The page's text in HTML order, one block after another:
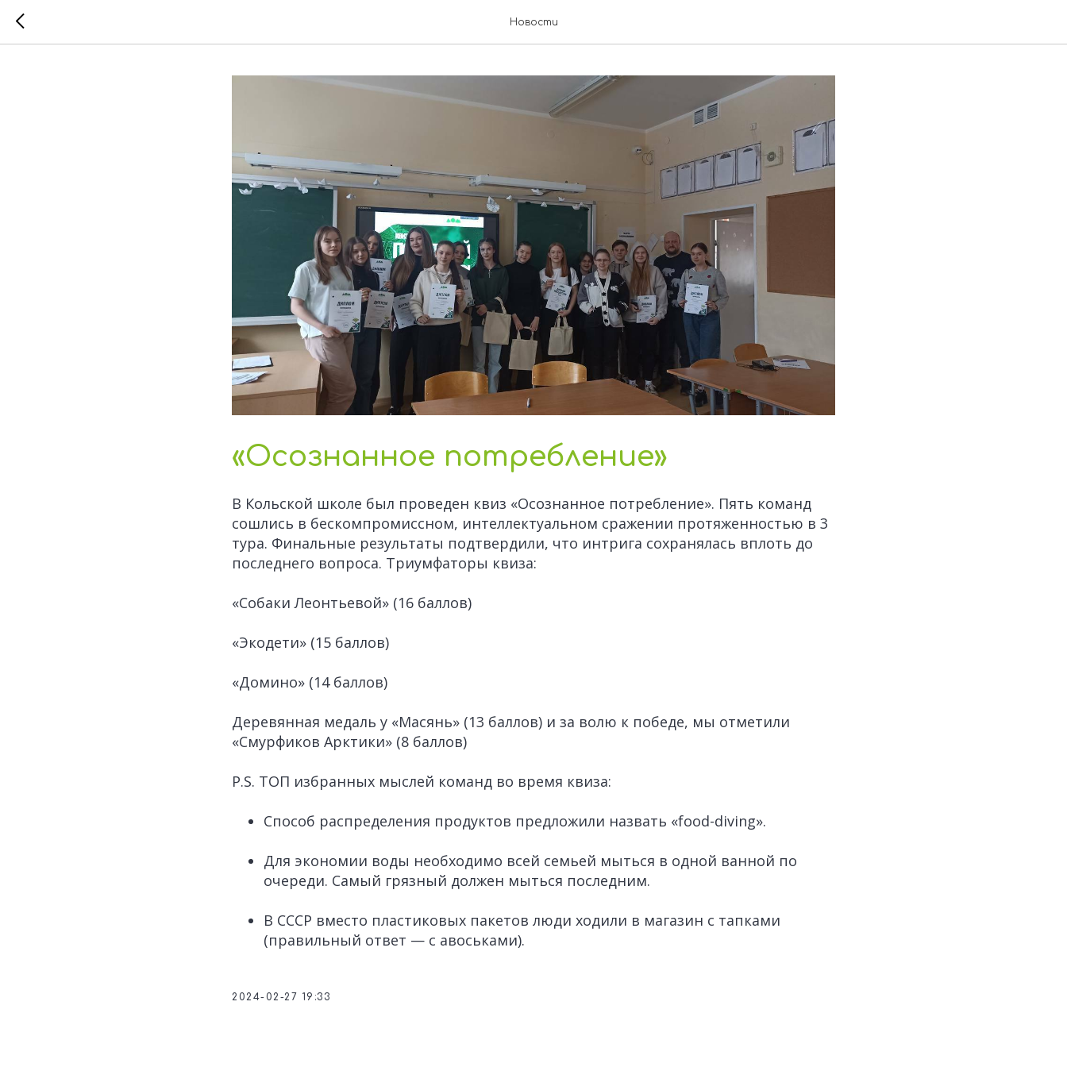
Новости
«Осознанное потребление»
В Кольской школе был проведен квиз «Осознанное потребление». Пять команд
сошлись в бескомпромиссном, интеллектуальном сражении протяженностью в 3
тура. Финальные результаты подтвердили, что интрига сохранялась вплоть до
последнего вопроса. Триумфаторы квиза:
«Собаки Леонтьевой» (16 баллов)
«Экодети» (15 баллов)
«Домино» (14 баллов)
Деревянная медаль у «Масянь» (13 баллов) и за волю к победе, мы отметили
«Смурфиков Арктики» (8 баллов)
P.S. ТОП избранных мыслей команд во время квиза:
Способ распределения продуктов предложили назвать «food-diving».
Для экономии воды необходимо всей семьей мыться в одной ванной по
очереди. Самый грязный должен мыться последним.
В СССР вместо пластиковых пакетов люди ходили в магазин с тапками
(правильный ответ — с авоськами).
2024-02-27 19:33